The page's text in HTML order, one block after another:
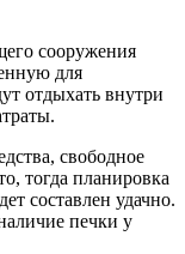
сооружения
для
отдыхать внутри
свободное
тогда планировка
составлен удачно.
печки у